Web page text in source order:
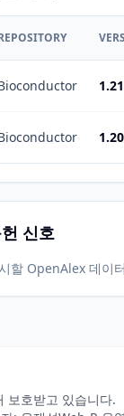
신호
할 OpenAlex 데이
보호받고 있습니다.